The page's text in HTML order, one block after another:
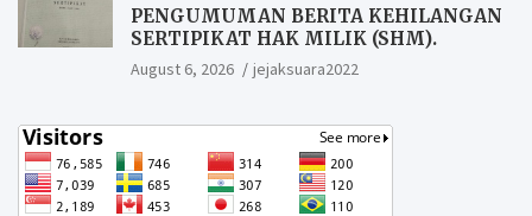
PENGUMUMAN BERITA KEHILANGAN
SERTIPIKAT HAK MILIK (SHM).
August 6, 2026 jejaksuara2022